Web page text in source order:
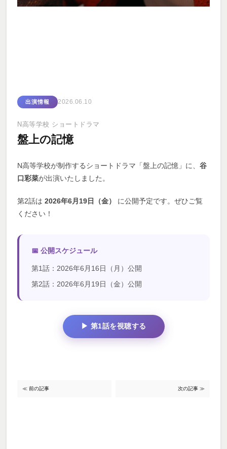
出演情報 2026.06.10
N高等学校 ショートドラマ
盤上の記憶
N高等学校が制作するショートドラマ「盤上の記憶」に、谷
口彩菜が出演いたしました。
第2話は2026年6月19日（金）
に公開予定です。ぜひご覧
ください！
📅 公開スケジュール
第1話：2026年6月16日（月）公開
第2話：2026年6月19日（金）公開
▶ 第1話を視聴する
≪ 前の記事 次の記事 ≫